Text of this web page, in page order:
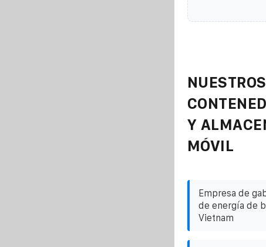
Y
MÓVIL
Empresa de
de energía de
Vietnam